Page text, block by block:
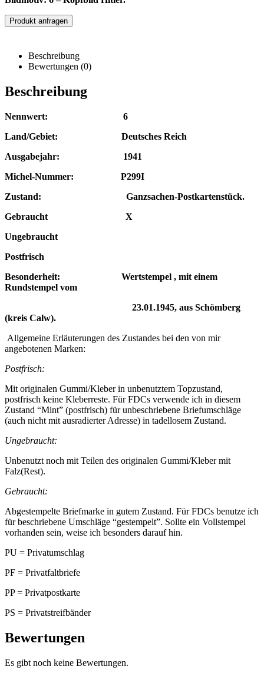
Produkt anfragen
Beschreibung
Bewertungen (0)
Beschreibung
Nennwert: 6
Land/Gebiet: Deutsches Reich
Ausgabejahr: 1941
Michel-Nummer: P299I
Zustand: Ganzsachen-Postkartenstück.
Gebraucht X
Ungebraucht
Postfrisch
Besonderheit: Wertstempel , mit einem
Rundstempel vom
23.01.1945, aus Schömberg
(kreis Calw).
Allgemeine Erläuterungen des Zustandes bei den von mir
angebotenen Marken:
Postfrisch:
Mit originalen Gummi/Kleber in unbenutztem Topzustand,
postfrisch keine Kleberreste. Für FDCs verwende ich in diesem
Zustand “Mint” (postfrisch) für unbeschriebene Briefumschläge
(auch nicht mit ausradierter Adresse) in tadellosem Zustand.
Ungebraucht:
Unbenutzt noch mit Teilen des originalen Gummi/Kleber mit
Falz(Rest).
Gebraucht:
Abgestempelte Briefmarke in gutem Zustand. Für FDCs benutze ich
für beschriebene Umschläge “gestempelt”. Sollte ein Vollstempel
vorhanden sein, weise ich besonders darauf hin.
PU = Privatumschlag
PF = Privatfaltbriefe
PP = Privatpostkarte
PS = Privatstreifbänder
Bewertungen
Es gibt noch keine Bewertungen.